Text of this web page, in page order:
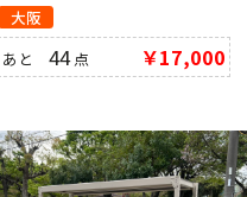
大阪
あと44点 ￥17,000